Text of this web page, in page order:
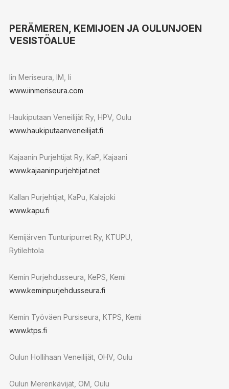
PERÄMEREN, KEMIJOEN JA OULUNJOEN
VESISTÖALUE
Iin Meriseura, IM, Ii
www.iinmeriseura.com
Haukiputaan Veneilijät Ry, HPV, Oulu
www.haukiputaanveneilijat.fi
Kajaanin Purjehtijat Ry, KaP, Kajaani
www.kajaaninpurjehtijat.net
Kallan Purjehtijat, KaPu, Kalajoki
www.kapu.fi
Kemijärven Tunturipurret Ry, KTUPU,
Rytilehtola
Kemin Purjehdusseura, KePS, Kemi
www.keminpurjehdusseura.fi
Kemin Työväen Pursiseura, KTPS, Kemi
www.ktps.fi
Oulun Hollihaan Veneilijät, OHV, Oulu
Oulun Merenkävijät, OM, Oulu